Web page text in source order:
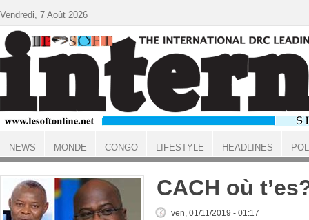
ACCUEIL
CACH où
ven, 01/11/2019 - 01:17
Vendredi, 7 Août 2026
NEWS MONDE CONGO LIFESTYLE HEADLINES